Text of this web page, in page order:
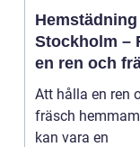
Hemstädning
Stockholm –
en ren och
hemmamiljö
Att hålla en ren
fräsch
kan vara en